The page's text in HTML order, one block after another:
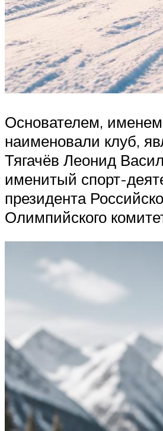
Основателем, именем
наименовали клуб,
Тягачёв Леонид
именитый спорт-
президента
Олимпийского